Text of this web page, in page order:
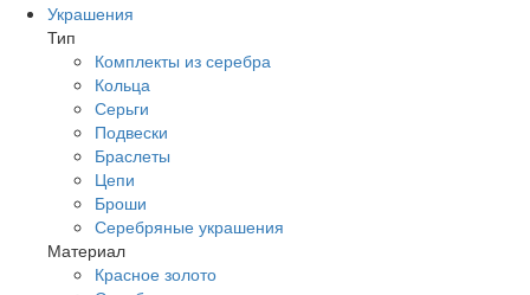
Украшения
Тип
Комплекты из серебра
Кольца
Серьги
Подвески
Браслеты
Цепи
Броши
Серебряные украшения
Материал
Красное золото